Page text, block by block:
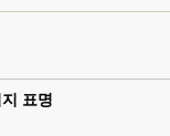
표명